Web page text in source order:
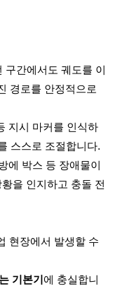
구간에서도 궤도를 이
경로를 안정적으로
지시 마커를 인식하
스스로 조절합니다.
에 박스 등 장애물이
을 인지하고 충돌 전
현장에서 발생할 수
기본기에 충실합니